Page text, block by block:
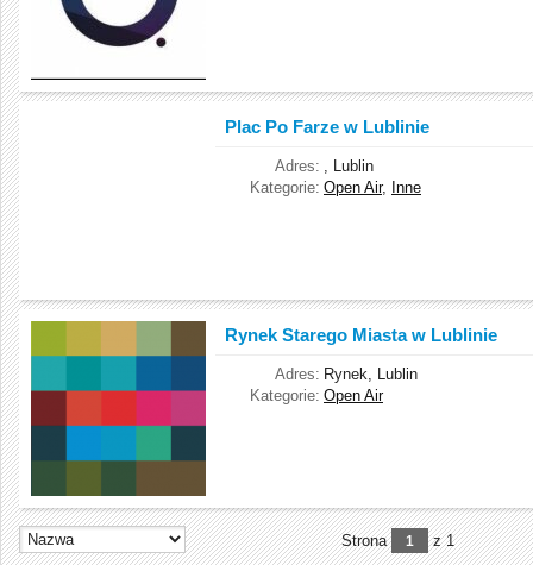
Plac Po Farze w Lublinie
Adres: , Lublin
Kategorie: Open Air, Inne
Rynek Starego Miasta w Lublinie
Adres: Rynek, Lublin
Kategorie: Open Air
Strona 1 z 1